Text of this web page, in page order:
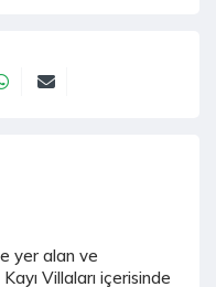
yer alan ve
Villaları içerisinde